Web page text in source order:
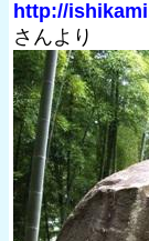
http://
さんより